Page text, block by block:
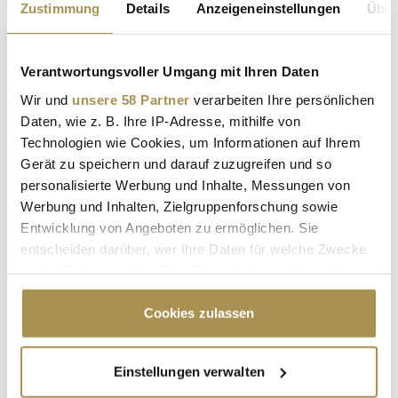
Zustimmung Details Anzeigeneinstellungen
Verantwortungsvoller Umgang mit Ihren Daten
Wir und unsere 58 Partner verarbeiten Ihre persönlichen
Daten, wie z. B. Ihre IP-Adresse, mithilfe von
Technologien wie Cookies, um Informationen auf Ihrem
Gerät zu speichern und darauf zuzugreifen und so
personalisierte Werbung und Inhalte, Messungen von
Werbung und Inhalten, Zielgruppenforschung sowie
Entwicklung von Angeboten zu ermöglichen. Sie
entscheiden darüber, wer Ihre Daten für welche Zwecke
Cookie-Erklärung oder durch Klicken auf das Privacy
Trigger Symbol ändern oder widerrufen
Informationen über Ihre geografische Lage
Cookies zulassen
Einstellungen verwalten
Autor:*
Kommentar:*
Sicherheitscode bestätigen:*